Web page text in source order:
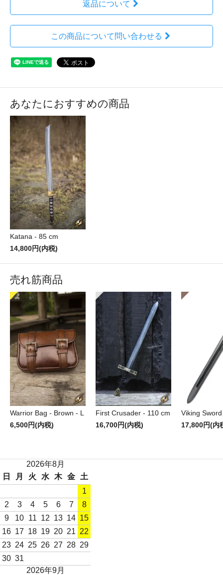
返品について
この商品について問い合わせる
あなたにおすすめの商品
Katana - 85 cm
14,800円(内税)
売れ筋商品
Warrior Bag - Brown - L
6,500円(内税)
First Crusader - 110 cm
16,700円(内税)
Viking Sword
17,800円(内
2026年8月
日
月 火 水 木 金
土
1
2
3 4 5 6 7
8
9
10 11 12 13 14 15
16 17 18 19 20 21 22
23 24 25 26 27 28 29
30 31
2026年9月